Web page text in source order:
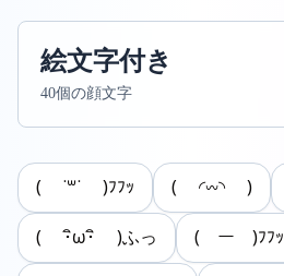
絵文字付き
40個の顔文字
( ˙꒳˙ )ﾌﾌｯ ( ◜𖥦◝ )
( ･ิω･ิ )ふっ (￣ー￣)ﾌﾌｯ